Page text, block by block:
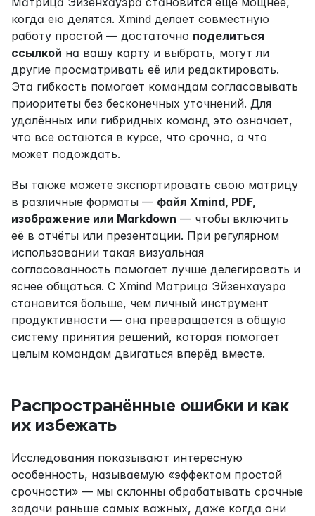
когда ею делятся. Xmind делает совместную
работу простой — достаточно поделиться
ссылкой на вашу карту и выбрать, могут ли
другие просматривать её или редактировать.
Эта гибкость помогает командам согласовывать
приоритеты без бесконечных уточнений. Для
удалённых или гибридных команд это означает,
что все остаются в курсе, что срочно, а что
может подождать.
Вы также можете экспортировать свою матрицу
в различные форматы — файл Xmind, PDF,
изображение или Markdown — чтобы включить
её в отчёты или презентации. При регулярном
использовании такая визуальная
согласованность помогает лучше делегировать и
яснее общаться. С Xmind Матрица Эйзенхауэра
становится больше, чем личный инструмент
продуктивности — она превращается в общую
систему принятия решений, которая помогает
целым командам двигаться вперёд вместе.
Распространённые ошибки и как
их избежать
Исследования показывают интересную
особенность, называемую «эффектом простой
срочности» — мы склонны обрабатывать срочные
задачи раньше самых важных, даже когда они